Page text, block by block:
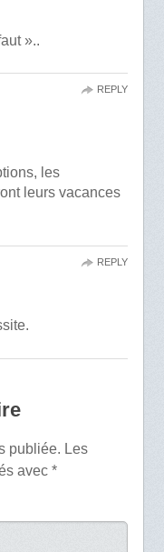
»..
les
leurs vacances
REPLY
REPLY
publiée. Les
avec *